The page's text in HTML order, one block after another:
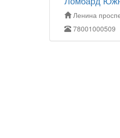
Ленина
78001000509